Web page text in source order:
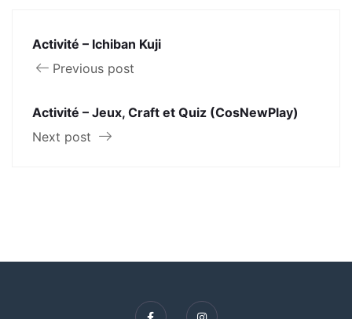
Activité – Ichiban Kuji
Previous post
Activité – Jeux, Craft et Quiz (CosNewPlay)
Next post